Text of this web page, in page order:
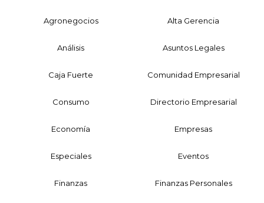
Agronegocios Alta Gerencia
Análisis Asuntos Legales
Caja Fuerte Comunidad Empresarial
Consumo Directorio Empresarial
Economía Empresas
Especiales Eventos
Finanzas Finanzas Personales